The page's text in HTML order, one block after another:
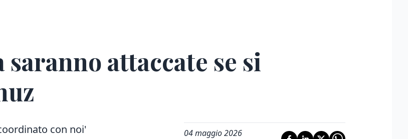
saranno attaccate se si
con noi'
04 maggio 2026